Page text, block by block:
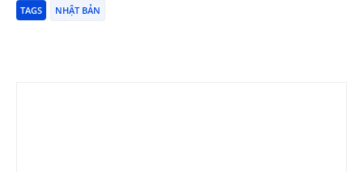
TAGS NHẬT BẢN